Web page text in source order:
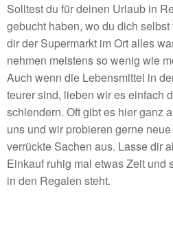
Solltest du für deinen Urlaub in
gebucht haben, wo du dich
dir der Supermarkt im Ort alles
nehmen meistens so wenig wie
Auch wenn die Lebensmittel in
teurer sind, lieben wir es einfach
schlendern. Oft gibt es hier ganz
uns und wir probieren gerne
verrückte Sachen aus. Lasse dir
Einkauf ruhig mal etwas Zeit und
in den Regalen steht.